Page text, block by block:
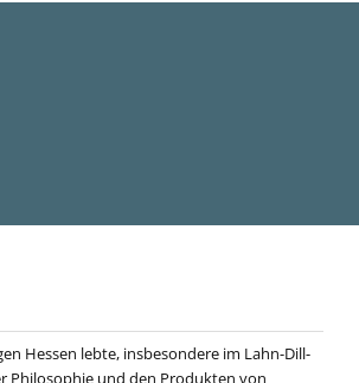
Hessen lebte, insbesondere im Lahn-Dill-
Philosophie und den Produkten von